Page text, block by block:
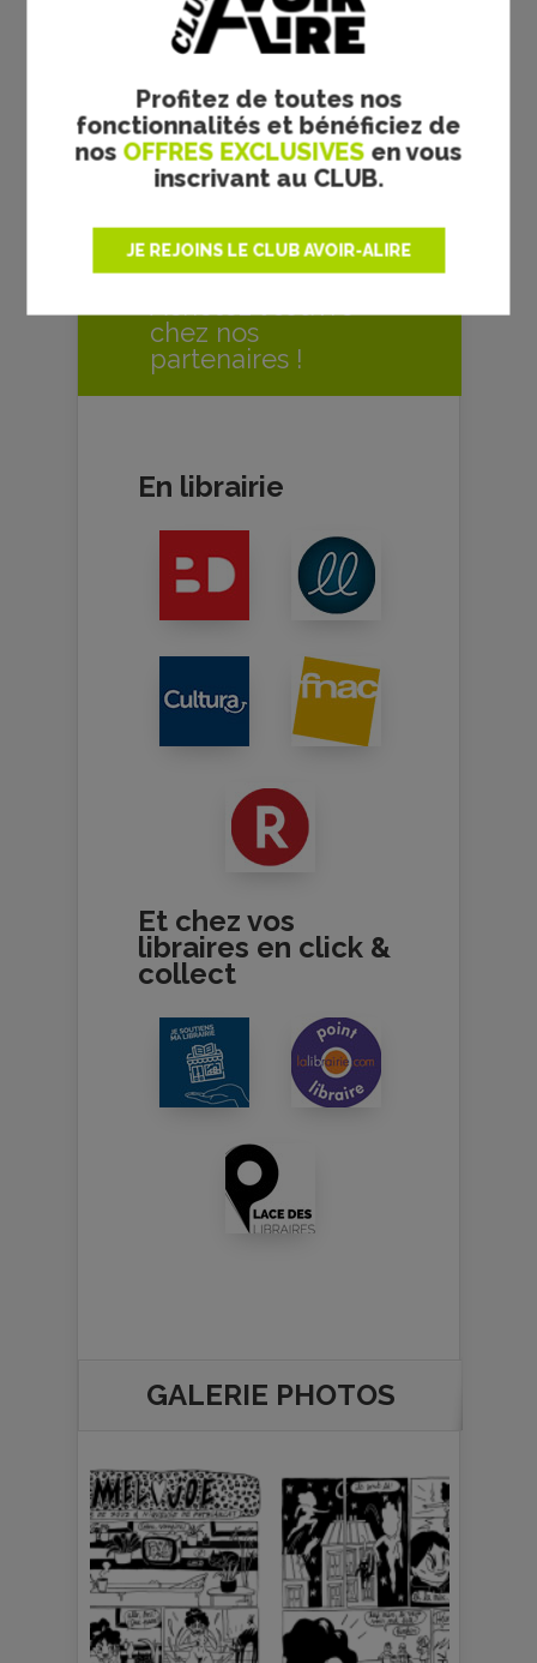
Profitez de toutes nos
fonctionnalités et bénéficiez de
nos OFFRES EXCLUSIVES en vous
inscrivant au CLUB.
JE REJOINS LE CLUB AVOIR-ALIRE
Maud ROULAND
LA CHRONIQUE
VOUS A PLU ?
Achetez l'œuvre
chez nos
partenaires !
En librairie
Et chez vos
libraires en click &
collect
GALERIE PHOTOS